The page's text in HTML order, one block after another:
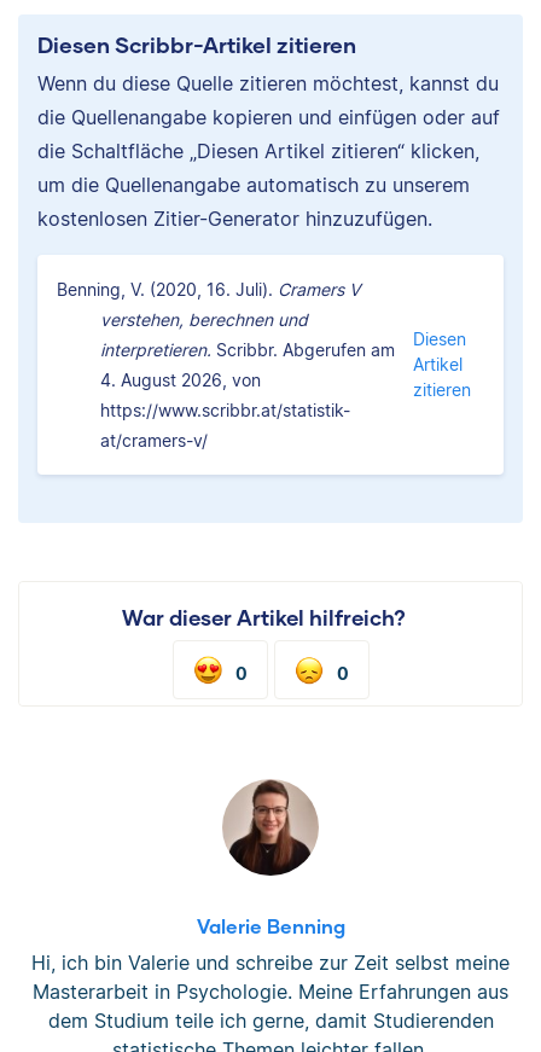
Diesen Scribbr-Artikel zitieren
Wenn du diese Quelle zitieren möchtest, kannst du
die Quellenangabe kopieren und einfügen oder auf
die Schaltfläche „Diesen Artikel zitieren“ klicken,
um die Quellenangabe automatisch zu unserem
kostenlosen Zitier-Generator hinzuzufügen.
Benning, V. (2020, 16. Juli). Cramers V
verstehen, berechnen und
interpretieren. Scribbr. Abgerufen am
4. August 2026, von
https://www.scribbr.at/statistik-
at/cramers-v/
Diesen
Artikel
zitieren
War dieser Artikel hilfreich?
0 0
Valerie Benning
Hi, ich bin Valerie und schreibe zur Zeit selbst meine
Masterarbeit in Psychologie. Meine Erfahrungen aus
dem Studium teile ich gerne, damit Studierenden